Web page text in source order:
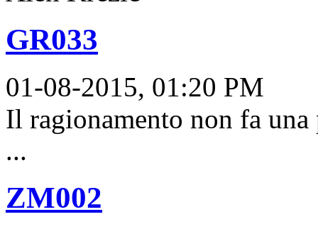
GR033
01-08-2015, 01:20 PM
Il ragionamento non fa
...
ZM002